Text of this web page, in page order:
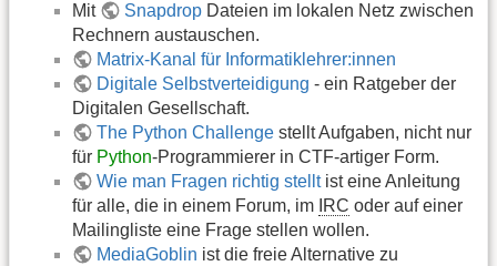
Mit Snapdrop Dateien im lokalen Netz zwischen
Rechnern austauschen.
Matrix-Kanal für Informatiklehrer:innen
Digitale Selbstverteidigung - ein Ratgeber der
Digitalen Gesellschaft.
The Python Challenge stellt Aufgaben, nicht nur
für Python-Programmierer in CTF-artiger Form.
Wie man Fragen richtig stelltist eine Anleitung
für alle, die in einem Forum, im IRC oder auf einer
Mailingliste eine Frage stellen wollen.
MediaGoblin ist die freie Alternative zu